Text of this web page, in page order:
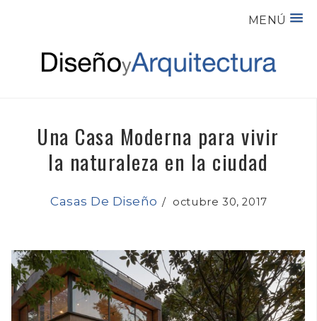
MENÚ
Una Casa Moderna para vivir
la naturaleza en la ciudad
Casas De Diseño /octubre 30, 2017